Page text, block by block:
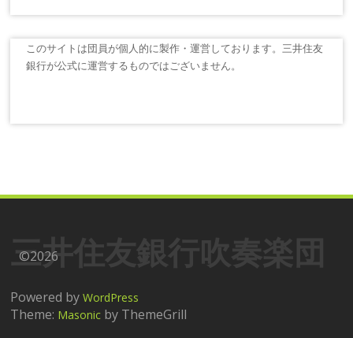
このサイトは団員が個人的に製作・運営しております。三井住友
銀行が公式に運営するものではございません。
三井住友銀行吹奏楽団
©2026
Powered byWordPress
Theme: Masonic by ThemeGrill